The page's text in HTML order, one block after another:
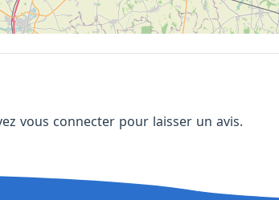
vous connecter pour laisser un avis.